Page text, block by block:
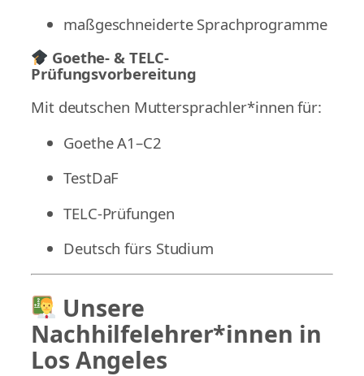
maßgeschneiderte Sprachprogramme
Goethe- & TELC-
Prüfungsvorbereitung
Mit deutschen Muttersprachler*innen für:
Goethe A1–C2
TestDaF
TELC-Prüfungen
Deutsch fürs Studium
Unsere
Nachhilfelehrer*innen in
Los Angeles